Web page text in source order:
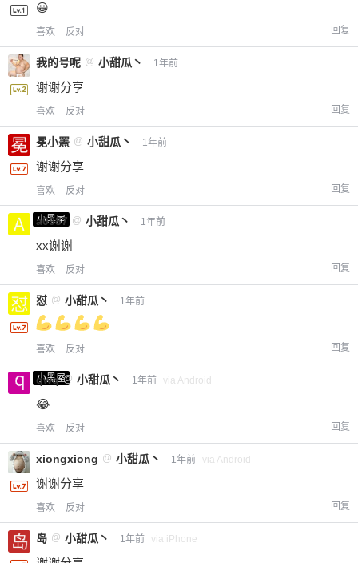
2 元 5 元
¥
😀
喜欢 反对 回复
我的号呢 @ 小甜瓜丶 1年前
谢谢分享
喜欢 反对 回复
冕小罴 @ 小甜瓜丶 1年前
谢谢分享
喜欢 反对 回复
小黑屋
a0987 @ 小甜瓜丶 1年前
xx谢谢
喜欢 反对 回复
怼 @ 小甜瓜丶 1年前
喜欢 反对 回复
小黑屋
qwq @ 小甜瓜丶 1年前 via Android
😂
喜欢 反对 回复
xiongxiong @ 小甜瓜丶 1年前 via Android
谢谢分享
喜欢 反对 回复
岛 @ 小甜瓜丶 1年前 via iPhone
限。